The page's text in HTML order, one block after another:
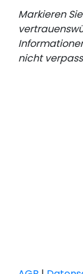
Markieren
nicht